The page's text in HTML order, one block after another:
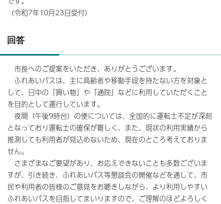
（令和7年10月23日受付）
回答
市長へのご提案をいただき、ありがとうございます。
ふれあいバスは、主に高齢者や移動手段を持たない方を対象と
して、日中の「買い物」や「通院」などに利用していただくこと
を目的として運行しています。
夜間（午後9時台）の便については、全国的に運転士不足が深刻
となっており運転士の確保が難しく、また、現状の利用実績から
推測しても利用者が見込めないため、現在のところ考えておりま
せん。
さまざまなご要望があり、お応えできないことも多数ございま
すが、引き続き、ふれあいバス等懇談会の開催などを通して、市
民や利用者の皆様のご意見をお聴きしながら、より利用しやすい
ふれあいバスを目指してまいりますので、ご理解のほどよろしく